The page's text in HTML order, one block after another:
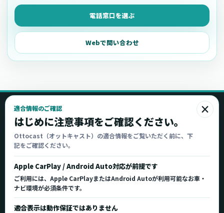
電話窓口を選ぶ
Webで問い合わせ
×
適合情報のご確認
はじめに注意事項をご確認ください。
Ottocast（オットキャスト）の適合情報をご覧いただく前に、下
記をご確認ください。
Apple CarPlay / Android Auto対応が前提です
ご利用には、Apple CarPlayまたはAndroid Autoが利用可能なお車・
ナビ環境が必須条件です。
適合表示は動作保証ではありません
Ottocast
オットキャスト
Ottocast正規販売代理店 Azgate株式会社
Ottocast（オットキャスト）の製品情報、車種適
合、サポート情報を日本国内向けに整理してご案内し
ます。
正規販売代理店 車種適合情報 国内サポート窓口